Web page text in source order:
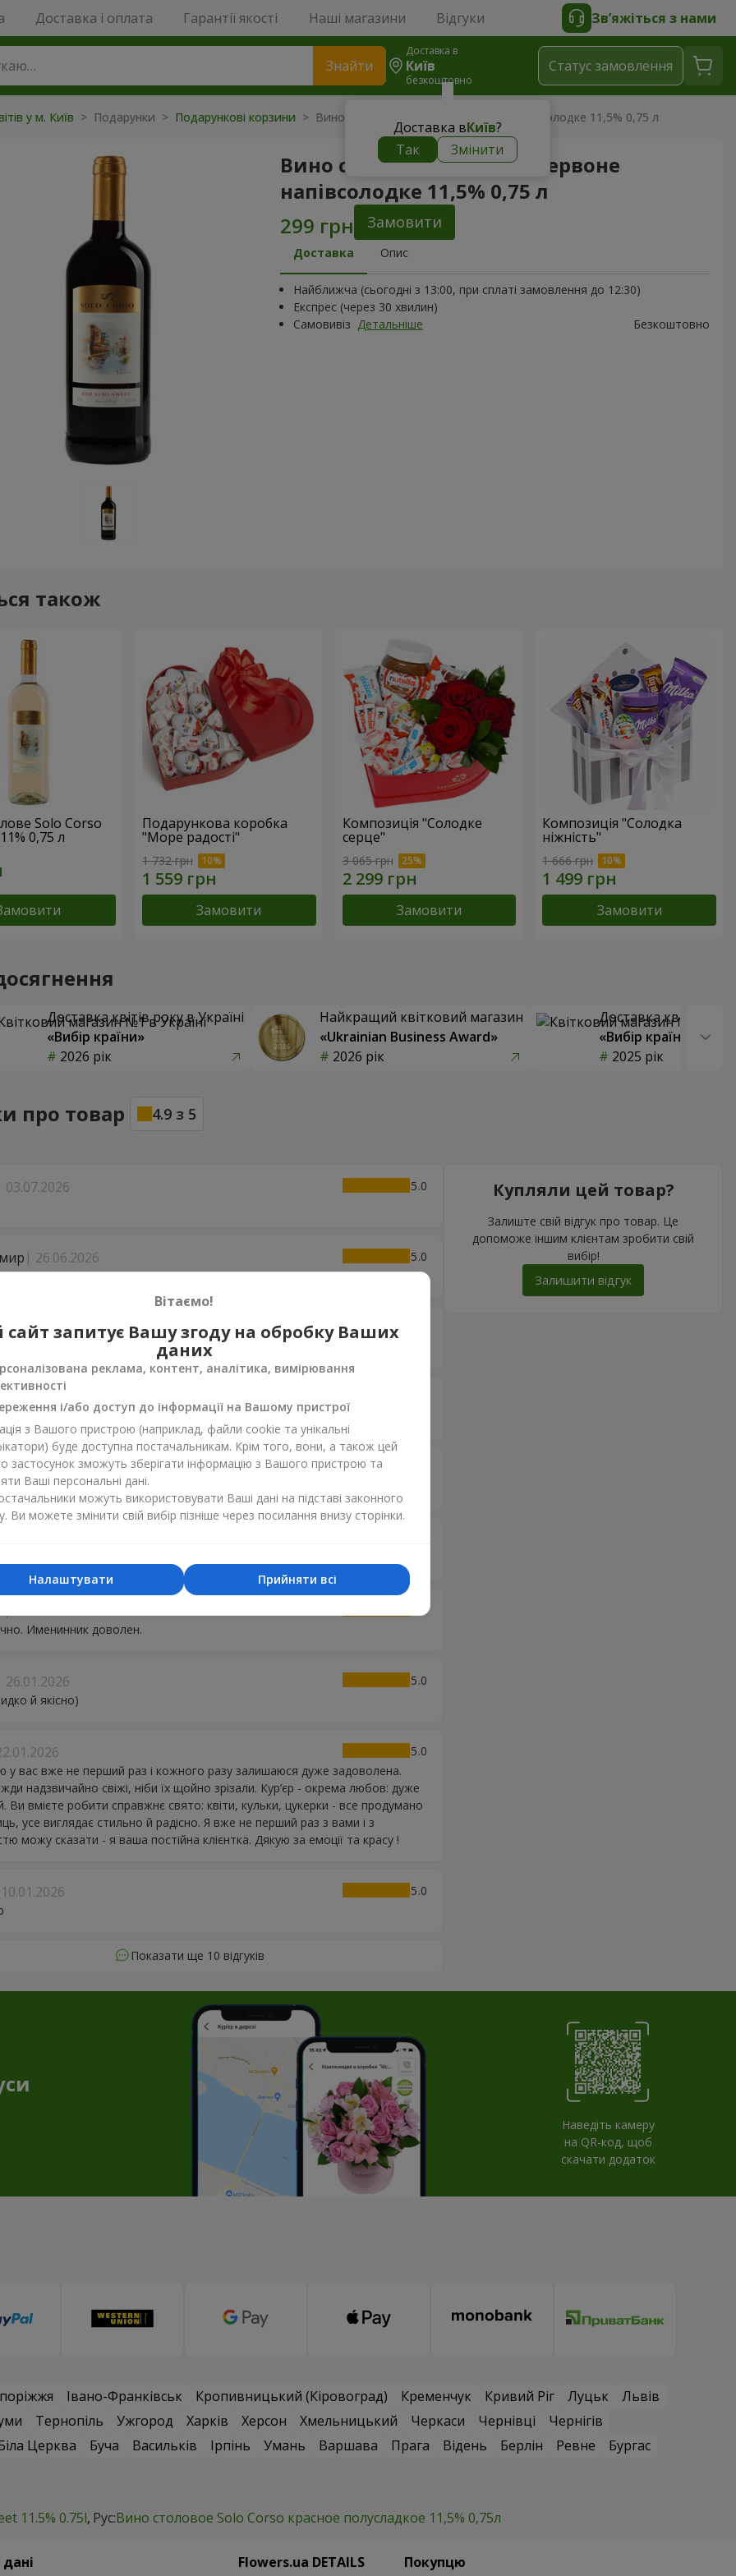
Доставка і оплата Гарантії якості Наші магазини Відгуки Зв’яжіться з нами
Знайти
Доставка в
Київ
безкоштовно
Доставка вКиїв?
Так
Змінити
Статус замовлення
у м. Київ > Подарунки > Подарункові корзини > Вино столове Solo Corso червоне напівсолодке 11,5% 0,75 л
Вино столове Solo Corso червоне
напівсолодке 11,5% 0,75 л
Замовити
Доставка Опис
Найближча (сьогодні з 13:00, при сплаті замовлення до 12:30)
Експрес (через 30 хвилин)
Самовивіз Детальніше Безкоштовно
також
Solo Corso
0,75 л
Подарункова коробка
"Море радості"
1 732 грн
Замовити
Композиція "Солодке
серце"
3 065 грн
Замовити
Композиція "Солодка
ніжність"
1 666 грн
Замовити
Доставка квітів року в Україні
«Вибір країни»
2026 рік
Найкращий квітковий магазин
«Ukrainian Business Award»
2026 рік
Доставка квітів
«Вибір країни»
2025 рік
про товар 4.9 з 5
03.07.2026
5
26.06.2026
5
29.05.2026
Спасибо большое, большое, большое. ОТЛИЧНО!!!
04.05.2026
во врем'я и красиво
10.04.2026
Именинник доволен.
26.01.2026
5
й якісно)
5
у вас вже не перший раз і кожного разу залишаюся дуже задоволена.
надзвичайно свіжі, ніби їх щойно зрізали. Кур’єр - окрема любов: дуже
Ви вмієте робити справжнє свято: квіти, кульки, цукерки - все продумано
усе виглядає стильно й радісно. Я вже не перший раз з вами і з
можу сказати - я ваша постійна клієнтка. Дякую за емоції та красу !
10.01.2026
5
Показати ще 10 відгуків
Купляли цей товар?
Залиште свій відгук про товар. Це
допоможе іншим клієнтам зробити свій
вибір!
Залишити відгук
Наведіть камеру
на QR-код, щоб
скачати додаток
Івано-Франківськ Кропивницький (Кіровоград) Кременчук Кривий Ріг Луцьк
Львів
Тернопіль Ужгород Харків Херсон Хмельницький Черкаси Чернівці
Чернігів
Церква Буча Васильків Ірпінь Умань Варшава Прага Відень Берлін Ревне
Бургас
11.5% 0.75l Рус:Вино столовое Solo Corso красное полусладкое 11,5% 0,75л
Flowers.ua DETAILS Покупцю
Вітаємо!
сайт запитує Вашу згоду на обробку Ваших
даних
реклама, контент, аналітика, вимірювання
і/або доступ до інформації на Вашому пристрої
з Вашого пристрою (наприклад, файли cookie та унікальні
буде доступна постачальникам. Крім того, вони, а також цей
застосунок зможуть зберігати інформацію з Вашого пристрою та
Ваші персональні дані.
можуть використовувати Ваші дані на підставі законного
Ви можете змінити свій вибір пізніше через посилання внизу сторінки.
Прийняти всі
Налаштувати